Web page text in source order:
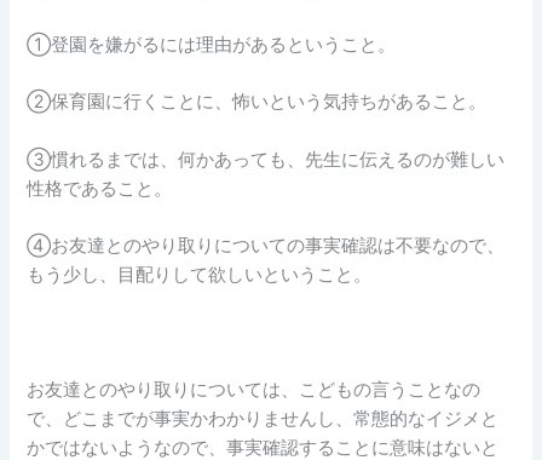
①登園を嫌がるには理由があるということ。
②保育園に行くことに、怖いという気持ちがあること。
③慣れるまでは、何かあっても、先生に伝えるのが難しい
性格であること。
④お友達とのやり取りについての事実確認は不要なので、
もう少し、目配りして欲しいということ。
お友達とのやり取りについては、こどもの言うことなの
で、どこまでが事実かわかりませんし、常態的なイジメと
かではないようなので、事実確認することに意味はないと